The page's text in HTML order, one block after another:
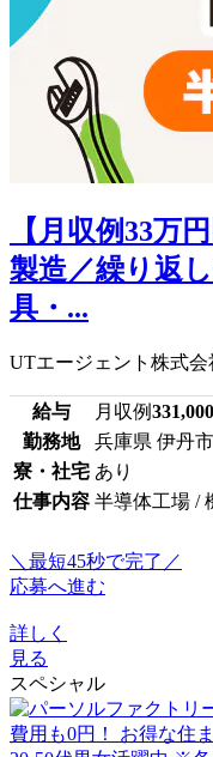
【月収例33万
製造／繰り返
具・...
UTエージェント株式会
給与 月収例331,000
勤務地
兵庫県 伊丹市
寮・社宅 あり
仕事内容 半導体工場 /
＼最短45秒で完了／
応募へ進む
詳しく
見る
スペシャル